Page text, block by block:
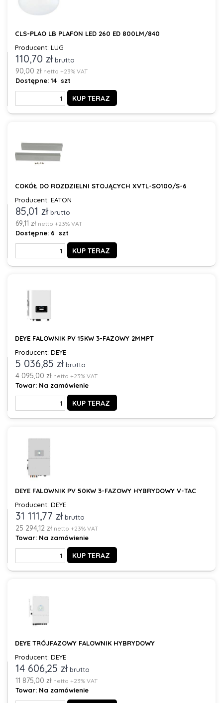
CLS-PLAO LB PLAFON LED 260 ED 800LM/840
Producent: LUG
110,70 zł brutto
90,00 zł netto +23% VAT
Dostępne: 14 szt
KUP TERAZ
COKÓŁ DO ROZDZIELNI STOJĄCYCH XVTL-SO100/S-6
Producent: EATON
85,01 zł brutto
69,11 zł netto +23% VAT
Dostępne: 6 szt
KUP TERAZ
DEYE FALOWNIK PV 15KW 3-FAZOWY 2MMPT
Producent: DEYE
5 036,85 zł brutto
4 095,00 zł netto +23% VAT
Towar: Na zamówienie
KUP TERAZ
DEYE FALOWNIK PV 50KW 3-FAZOWY HYBRYDOWY V-TAC
Producent: DEYE
31 111,77 zł brutto
25 294,12 zł netto +23% VAT
Towar: Na zamówienie
KUP TERAZ
DEYE TRÓJFAZOWY FALOWNIK HYBRYDOWY
Producent: DEYE
14 606,25 zł brutto
11 875,00 zł netto +23% VAT
Towar: Na zamówienie